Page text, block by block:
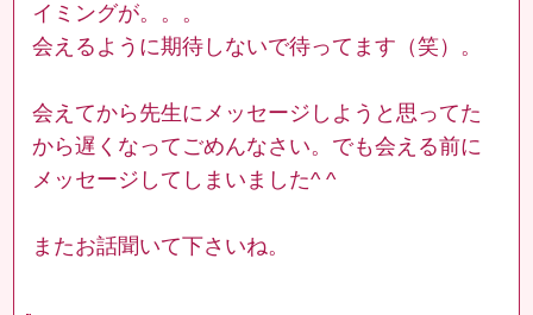
イミングが。。。
会えるように期待しないで待ってます（笑）。
会えてから先生にメッセージしようと思ってた
から遅くなってごめんなさい。でも会える前に
メッセージしてしまいました^ ^
またお話聞いて下さいね。